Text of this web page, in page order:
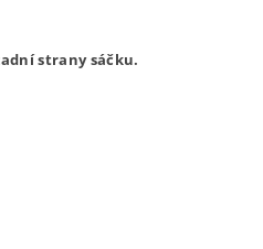
strany sáčku.